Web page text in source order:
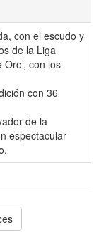
con el escudo y
de la Liga
con los
con 36
de la
espectacular